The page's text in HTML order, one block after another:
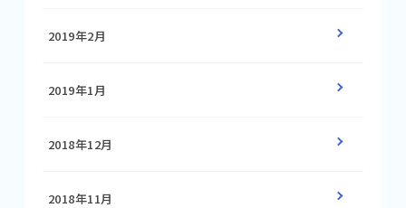
2019年2月
2019年1月
2018年12月
2018年11月